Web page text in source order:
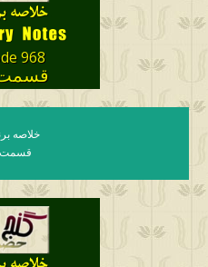
968
قسمت
خلاصه
قسمت